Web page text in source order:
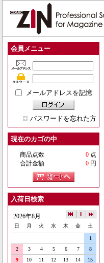
会員メニュー
メールアドレスを記憶
パスワードを忘れた方
現在のカゴの中
商品点数 0 点
合計金額
0 円
入荷日検索
2026年8月
日 月 火 水 木 金 土
1
2
3 4 5 6 7
8
9
10 11 12 13 14
15